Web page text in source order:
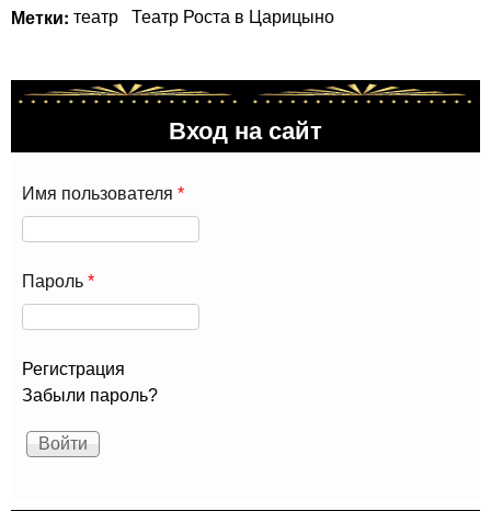
Метки: театр Театр Роста в Царицыно
Вход на сайт
Имя пользователя *
Пароль *
Регистрация
Забыли пароль?